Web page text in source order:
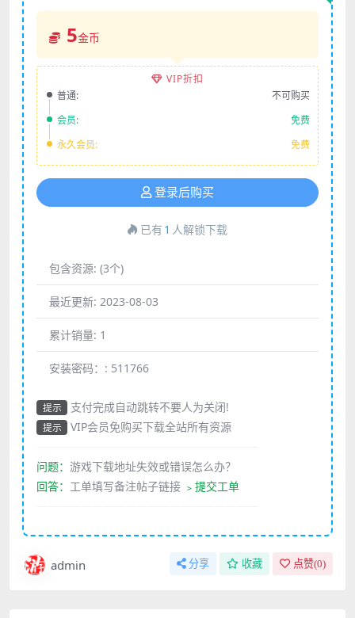
5金币
VIP折扣
普通:
不可购买
会员:
免费
永久会员:
免费
登录后购买
已有 1 人解锁下载
包含资源: (3个)
最近更新: 2023-08-03
累计销量: 1
安装密码：: 511766
提示 支付完成自动跳转不要人为关闭!
提示
VIP会员免购买下载全站所有资源
问题： 游戏下载地址失效或错误怎么办？
回答： 工单填写备注帖子链接 ﹥提交工单
admin 分享 收藏 点赞(0)